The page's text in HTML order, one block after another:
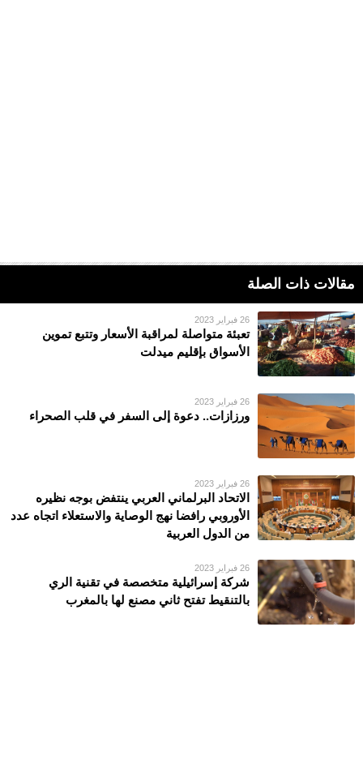
مقالات ذات الصلة
26 فبراير 2023
تعبئة متواصلة لمراقبة الأسعار وتتبع تموين
الأسواق بإقليم ميدلت
26 فبراير 2023
ورزازات.. دعوة إلى السفر في قلب الصحراء
26 فبراير 2023
الاتحاد البرلماني العربي ينتفض بوجه نظيره
الأوروبي رافضا نهج الوصاية والاستعلاء اتجاه عدد
من الدول العربية
26 فبراير 2023
شركة إسرائيلية متخصصة في تقنية الري
بالتنقيط تفتح ثاني مصنع لها بالمغرب